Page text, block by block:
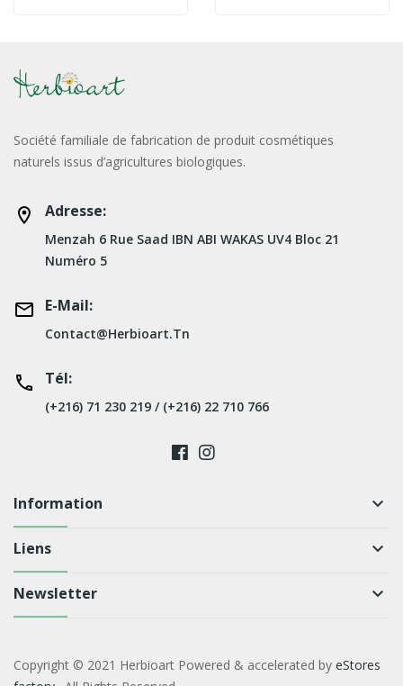
Société familiale de fabrication de produit cosmétiques
naturels issus d’agricultures biologiques.
Adresse:
Menzah 6 Rue Saad IBN ABI WAKAS UV4 Bloc 21
Numéro 5
E-Mail:
Contact@herbioart.tn
Tél:
(+216) 71 230 219 / (+216) 22 710 766
Information keyboard_arrow_down
Liens keyboard_arrow_down
Newsletter keyboard_arrow_down
Copyright © 2021 Herbioart Powered & accelerated by eStores